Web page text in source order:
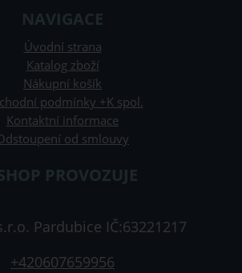
NAVIGACE
Úvodní strana
Katalog zboží
Nákupní košík
podmínky +K spol.
Kontaktní informace
od smlouvy
PROVOZUJE
Pardubice IČ:63221217
+420607659956